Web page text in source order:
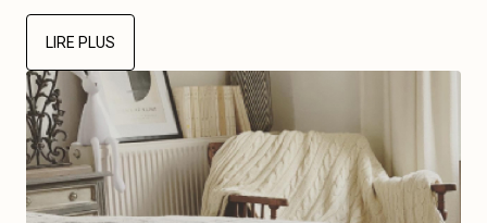
LIRE PLUS